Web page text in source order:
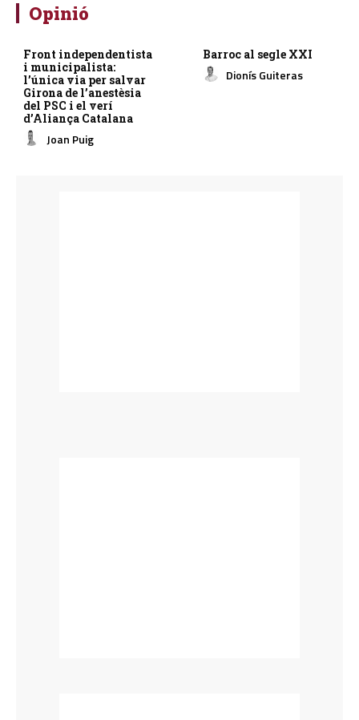
Opinió
Front independentista
i municipalista:
l’única via per salvar
Girona de l’anestèsia
del PSC i el verí
d’Aliança Catalana
Joan Puig
Barroc al segle XXI
Dionís Guiteras